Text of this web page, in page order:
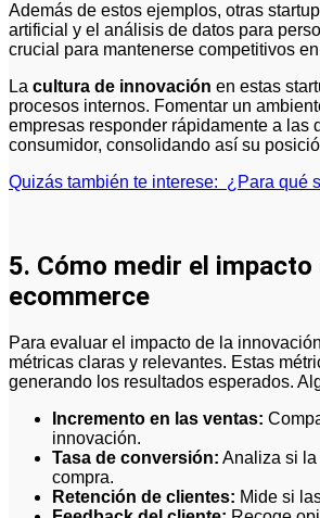
Además de estos ejemplos, otras
artificial y el análisis de datos para
crucial para mantenerse competitivos
La cultura de innovación en estas
procesos internos. Fomentar un
empresas responder rápidamente a las
consumidor, consolidando así su
Quizás también te interese: ¿Para qué
5. Cómo medir el
ecommerce
Para evaluar el impacto de la
métricas claras y relevantes. Estas
generando los resultados esperados.
Incremento en las ventas:
innovación.
Tasa de conversión: Analiza si
compra.
Retención de clientes: Mide si